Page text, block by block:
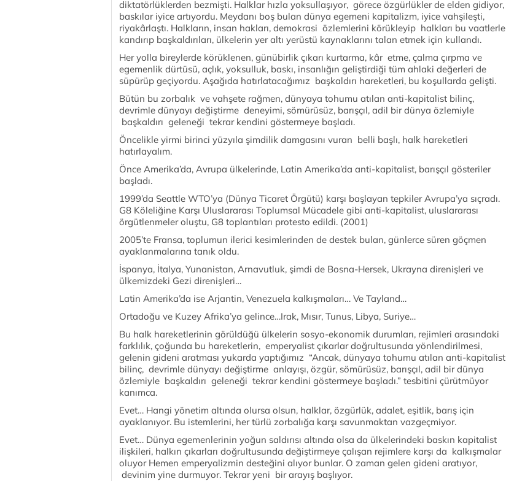
diktatörlüklerden bezmişti. Halklar hızla yoksullaşıyor, görece özgürlükler de elden gidiyor,
baskılar iyice artıyordu. Meydanı boş bulan dünya egemeni kapitalizm, iyice vahşileşti,
riyakârlaştı. Halkların, insan hakları, demokrasi özlemlerini körükleyip halkları bu vaatlerle
kandırıp başkaldırıları, ülkelerin yer altı yerüstü kaynaklarını talan etmek için kullandı.
Her yolla bireylerde körüklenen, günübirlik çıkarı kurtarma, kâr etme, çalma çırpma ve
egemenlik dürtüsü, açlık, yoksulluk, baskı, insanlığın geliştirdiği tüm ahlaki değerleri de
süpürüp geçiyordu. Aşağıda hatırlatacağımız başkaldırı hareketleri, bu koşullarda gelişti.
Bütün bu zorbalık ve vahşete rağmen, dünyaya tohumu atılan anti-kapitalist bilinç,
devrimle dünyayı değiştirme deneyimi, sömürüsüz, barışçıl, adil bir dünya özlemiyle
başkaldırı geleneği tekrar kendini göstermeye başladı.
Öncelikle yirmi birinci yüzyıla şimdilik damgasını vuran belli başlı, halk hareketleri
hatırlayalım.
Önce Amerika’da, Avrupa ülkelerinde, Latin Amerika’da anti-kapitalist, barışçıl gösteriler
başladı.
1999’da Seattle WTO’ya (Dünya Ticaret Örgütü) karşı başlayan tepkiler Avrupa’ya sıçradı.
G8 Köleliğine Karşı Uluslararası Toplumsal Mücadele gibi anti-kapitalist, uluslararası
örgütlenmeler oluştu, G8 toplantıları protesto edildi. (2001)
2005’te Fransa, toplumun ilerici kesimlerinden de destek bulan, günlerce süren göçmen
ayaklanmalarına tanık oldu.
İspanya, İtalya, Yunanistan, Arnavutluk, şimdi de Bosna-Hersek, Ukrayna direnişleri ve
ülkemizdeki Gezi direnişleri…
Latin Amerika’da ise Arjantin, Venezuela kalkışmaları… Ve Tayland…
Ortadoğu ve Kuzey Afrika’ya gelince…Irak, Mısır, Tunus, Libya, Suriye…
Bu halk hareketlerinin görüldüğü ülkelerin sosyo-ekonomik durumları, rejimleri arasındaki
farklılık, çoğunda bu hareketlerin, emperyalist çıkarlar doğrultusunda yönlendirilmesi,
gelenin gideni aratması yukarda yaptığımız “Ancak, dünyaya tohumu atılan anti-kapitalist
bilinç, devrimle dünyayı değiştirme anlayışı, özgür, sömürüsüz, barışçıl, adil bir dünya
özlemiyle başkaldırı geleneği tekrar kendini göstermeye başladı.” tesbitini çürütmüyor
kanımca.
Evet… Hangi yönetim altında olursa olsun, halklar, özgürlük, adalet, eşitlik, barış için
ayaklanıyor. Bu istemlerini, her türlü zorbalığa karşı savunmaktan vazgeçmiyor.
Evet… Dünya egemenlerinin yoğun saldırısı altında olsa da ülkelerindeki baskın kapitalist
ilişkileri, halkın çıkarları doğrultusunda değiştirmeye çalışan rejimlere karşı da kalkışmalar
oluyor Hemen emperyalizmin desteğini alıyor bunlar. O zaman gelen gideni aratıyor,
devinim yine durmuyor. Tekrar yeni bir arayış başlıyor.